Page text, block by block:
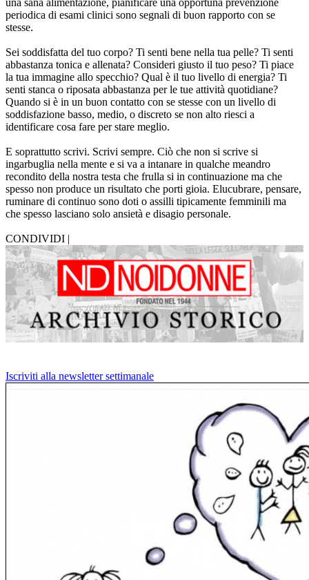
una sana alimentazione, pianificare una opportuna prevenzione
periodica di esami clinici sono segnali di buon rapporto con se
stesse.
Sei soddisfatta del tuo corpo? Ti senti bene nella tua pelle? Ti senti
abbastanza tonica e allenata? Consideri giusto il tuo peso? Ti piace
la tua immagine allo specchio? Qual è il tuo livello di energia? Ti
senti stanca o riposata abbastanza per le tue attività quotidiane?
Quando si è in un buon contatto con se stesse con un livello di
soddisfazione basso, medio, o discreto se non alto riesci a
identificare cosa fare per stare meglio.
E soprattutto scrivi. Scrivi sempre. Ciò che non si scrive si
ingarbuglia nella mente e si va a intanare in qualche meandro
recondito della nostra testa che frulla si in continuazione ma che
spesso non produce un risultato che porti gioia. Elucubrare, pensare,
ruminare di continuo sono doti o assilli tipicamente femminili ma
che spesso lasciano solo ansietà e disagio personale.
CONDIVIDI |
Iscriviti alla newsletter settimanale